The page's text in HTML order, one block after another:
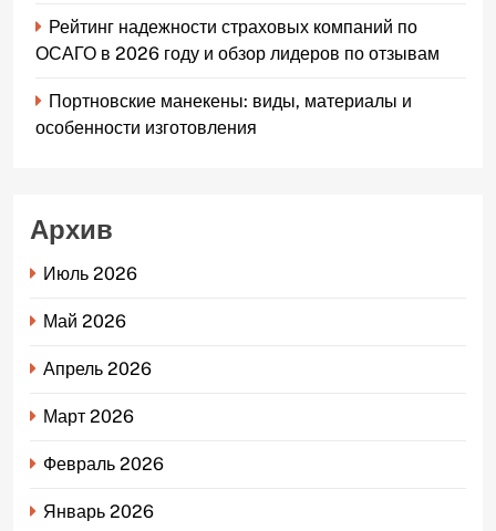
Рейтинг надежности страховых компаний по
ОСАГО в 2026 году и обзор лидеров по отзывам
Портновские манекены: виды, материалы и
особенности изготовления
Архив
Июль 2026
Май 2026
Апрель 2026
Март 2026
Февраль 2026
Январь 2026